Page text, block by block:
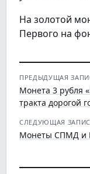
На золотой
Первого на
ПРЕДЫДУЩАЯ
Монета 3 рубля
тракта дорогой
СЛЕДУЮЩАЯ
Монеты СПМД и